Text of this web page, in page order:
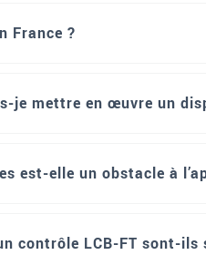
France ?
je mettre en œuvre un
est-elle un obstacle à
contrôle LCB-FT sont-ils